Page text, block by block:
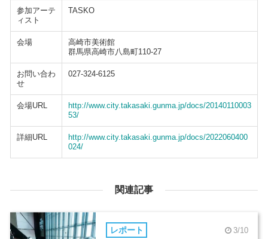
参加アーテ
ィスト
TASKO
会場
高崎市美術館
群馬県高崎市八島町110-27
お問い合わ
せ
027-324-6125
会場URL
http://www.city.takasaki.gunma.jp/docs/20140110003
53/
詳細URL
http://www.city.takasaki.gunma.jp/docs/2022060400
024/
関連記事
レポート 3/10